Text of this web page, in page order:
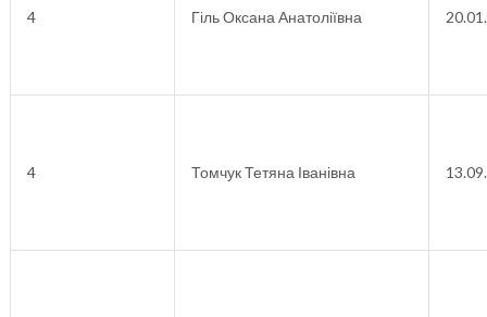
4 Гіль Оксана Анатоліївна
4 Томчук Тетяна Іванівна